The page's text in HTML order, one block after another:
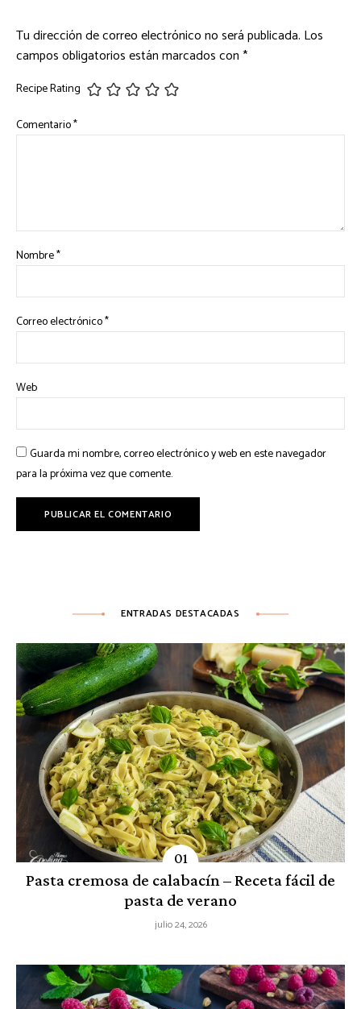
Tu dirección de correo electrónico no será publicada. Los
campos obligatorios están marcados con*
Recipe Rating
Comentario*
Nombre*
Correo electrónico*
Web
Guarda mi nombre, correo electrónico y web en este navegador
para la próxima vez que comente.
ENTRADAS DESTACADAS
Pasta cremosa de calabacín – Receta fácil de
pasta de verano
julio 24, 2026